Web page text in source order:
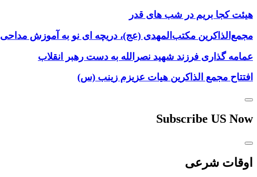
هیئت کجا بریم در شب های قدر
مجمع‌الذاکرین مکتب‌المهدی (عج)، دریچه ای نو به آموزش مداحی
عمامه گذاری فرزند شهید نصرالله به دست رهبر انقلاب
افتتاح مجمع الذاکرین هیات عزیزم زینب (س)
Subscribe US Now
اوقات شرعی